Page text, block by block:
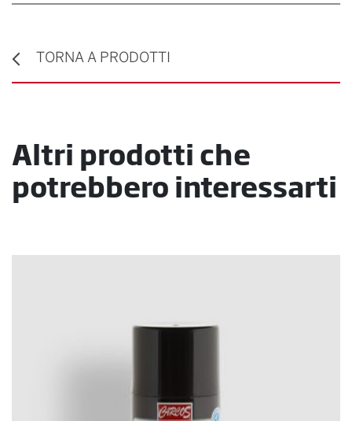
TORNA A PRODOTTI
Altri prodotti che
potrebbero interessarti